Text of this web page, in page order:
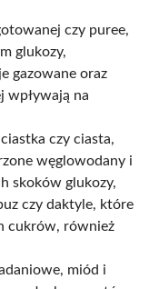
czy puree,
glukozy,
gazowane oraz
wpływają na
czy ciasta,
węglowodany i
skoków glukozy,
czy daktyle, które
cukrów, również
miód i